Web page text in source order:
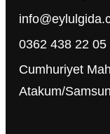
0362 438 22 05
Cumhuriyet
Atakum/Samsun